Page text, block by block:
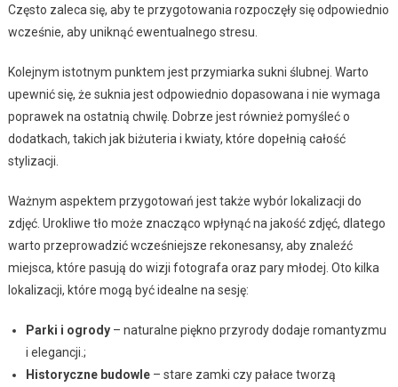
Często zaleca się, aby te przygotowania rozpoczęły się odpowiednio
wcześnie, aby uniknąć ewentualnego stresu.
Kolejnym istotnym punktem jest przymiarka sukni ślubnej. Warto
upewnić się, że suknia jest odpowiednio dopasowana i nie wymaga
poprawek na ostatnią chwilę. Dobrze jest również pomyśleć o
dodatkach, takich jak biżuteria i kwiaty, które dopełnią całość
stylizacji.
Ważnym aspektem przygotowań jest także wybór lokalizacji do
zdjęć. Urokliwe tło może znacząco wpłynąć na jakość zdjęć, dlatego
warto przeprowadzić wcześniejsze rekonesansy, aby znaleźć
miejsca, które pasują do wizji fotografa oraz pary młodej. Oto kilka
lokalizacji, które mogą być idealne na sesję:
Parki i ogrody– naturalne piękno przyrody dodaje romantyzmu
i elegancji.;
Historyczne budowle– stare zamki czy pałace tworzą